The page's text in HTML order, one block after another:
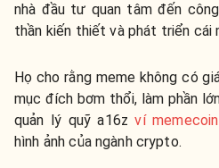
nhà đầu tư quan tâm đến
thần kiến thiết và phát triển cái
Họ cho rằng meme không có
mục đích bơm thổi, làm phần
quản lý quỹ a16zví
hình ảnh của ngành crypto.